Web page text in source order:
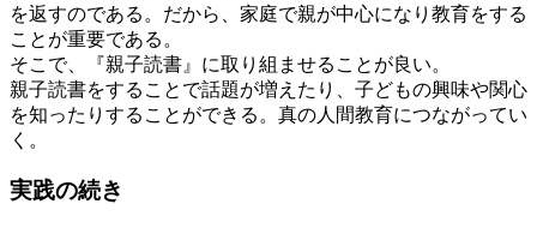
を返すのである。だから、家庭で親が中心になり教育をする
ことが重要である。
そこで、『親子読書』に取り組ませることが良い。
親子読書をすることで話題が増えたり、子どもの興味や関心
を知ったりすることができる。真の人間教育につながってい
く。
実践の続き